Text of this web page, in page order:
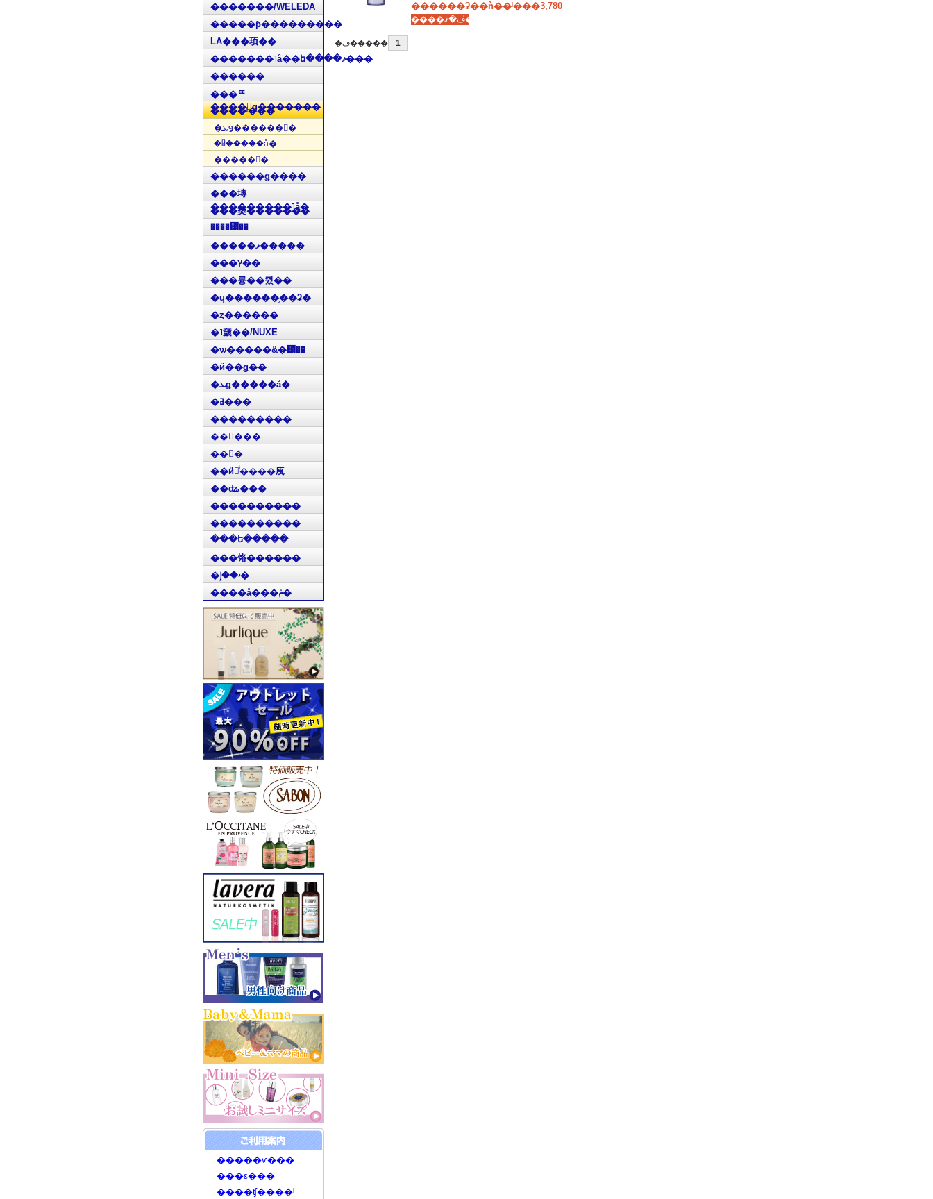
������ʡ��ǹ��ˡ���3,780
����ڤ�ޤ���
�ڡ����� 1
�������/WELEDA
�����ƥ���������
LA���顼��
�������˥å��ե����ޥ���
������
���ꥹ
����󡦥ǥ�������
����ˡ���
�ܥǥ������󥱥�
�ᥤ�����å�
�����󥱥�
������ǥ����
���塼
���������˥å�
���奦�������
����꡼��
�����ޥ�����
���ץ��
���륭��쥤��
�ɥ������֥��ʡ�
�ȥ������
�˥奯��/NUXE
�ѡ�����&�꡼��
�ӥ��ǥ��
�ܥǥ�����å�
�ߥ���
���������
��󥦥���
��󥳥�
��ӥ󥰥ͥ����㡼
��ʥ���
����������
����������
���ե�����
���饹������
�ۥ��إ�
����å���ݥ�
�����ѵ���
���ε���
����ʧ����ˡ